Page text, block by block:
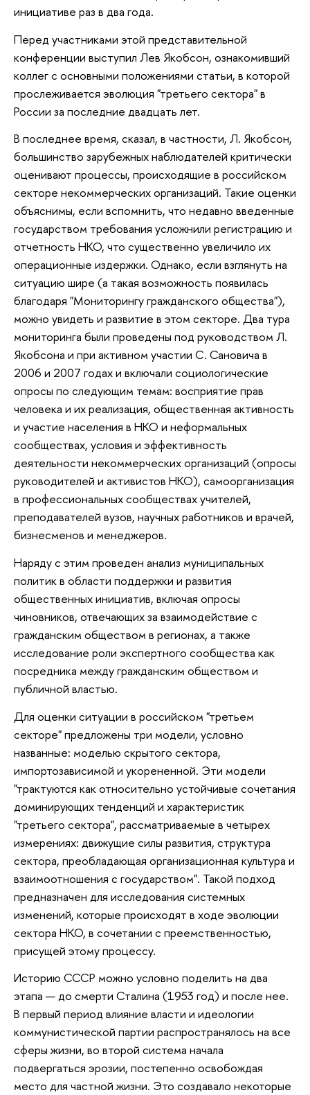
инициативе раз в два года.
Перед участниками этой представительной
конференции выступил Лев Якобсон, ознакомивший
коллег с основными положениями статьи, в которой
прослеживается эволюция "третьего сектора" в
России за последние двадцать лет.
В последнее время, сказал, в частности, Л. Якобсон,
большинство зарубежных наблюдателей критически
оценивают процессы, происходящие в российском
секторе некоммерческих организаций. Такие оценки
объяснимы, если вспомнить, что недавно введенные
государством требования усложнили регистрацию и
отчетность НКО, что существенно увеличило их
операционные издержки. Однако, если взглянуть на
ситуацию шире (а такая возможность появилась
благодаря "Мониторингу гражданского общества"),
можно увидеть и развитие в этом секторе. Два тура
мониторинга были проведены под руководством Л.
Якобсона и при активном участии С. Сановича в
2006 и 2007 годах и включали социологические
опросы по следующим темам: восприятие прав
человека и их реализация, общественная активность
и участие населения в НКО и неформальных
сообществах, условия и эффективность
деятельности некоммерческих организаций (опросы
руководителей и активистов НКО), самоорганизация
в профессиональных сообществах учителей,
преподавателей вузов, научных работников и врачей,
бизнесменов и менеджеров.
Наряду с этим проведен анализ муниципальных
политик в области поддержки и развития
общественных инициатив, включая опросы
чиновников, отвечающих за взаимодействие с
гражданским обществом в регионах, а также
исследование роли экспертного сообщества как
посредника между гражданским обществом и
публичной властью.
Для оценки ситуации в российском "третьем
секторе" предложены три модели, условно
названные: моделью скрытого сектора,
импортозависимой и укорененной. Эти модели
"трактуются как относительно устойчивые сочетания
доминирующих тенденций и характеристик
"третьего сектора", рассматриваемые в четырех
измерениях: движущие силы развития, структура
сектора, преобладающая организационная культура и
взаимоотношения с государством". Такой подход
предназначен для исследования системных
изменений, которые происходят в ходе эволюции
сектора НКО, в сочетании с преемственностью,
присущей этому процессу.
Историю СССР можно условно поделить на два
этапа — до смерти Сталина (1953 год) и после нее.
В первый период влияние власти и идеологии
коммунистической партии распространялось на все
сферы жизни, во второй система начала
подвергаться эрозии, постепенно освобождая
место для частной жизни. Это создавало некоторые